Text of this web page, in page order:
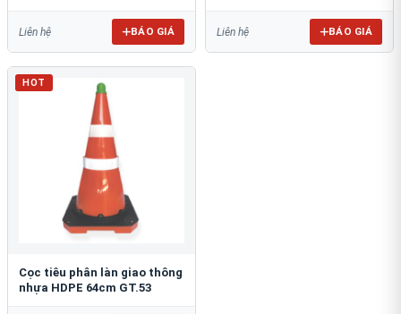
Liên hệ BÁO GIÁ Liên hệ BÁO GIÁ
HOT
Cọc tiêu phân làn giao thông
nhựa HDPE 64cm GT.53